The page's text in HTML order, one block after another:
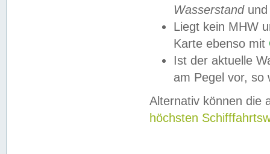
Wasserstandund
Liegt kein MHW
Karte ebenso mit
Ist der aktuelle
am Pegel vor,
Alternativ können die
höchsten